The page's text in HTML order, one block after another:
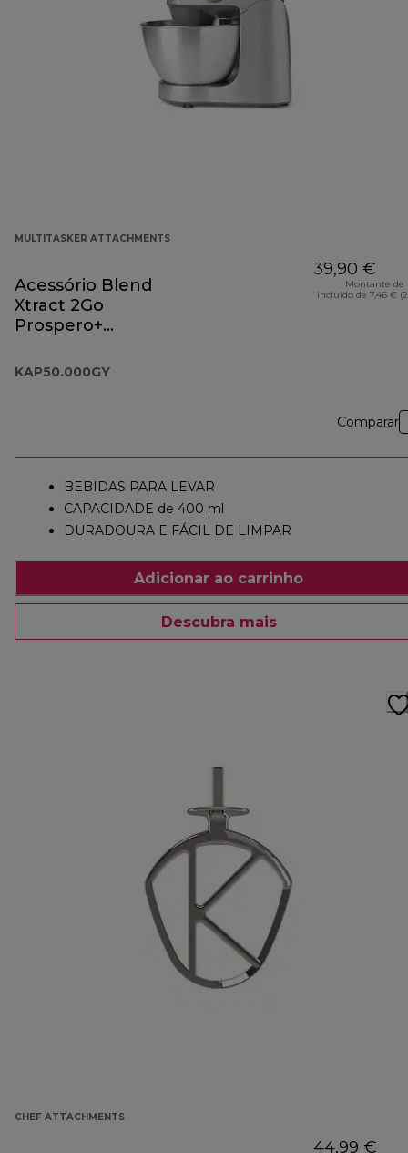
MULTITASKER ATTACHMENTS
Acessório Blend
Xtract 2Go
Prospero+
KAP50.000GY
39,90 €
Montante de
incluído de 7,46 €
Comparar
BEBIDAS PARA LEVAR
CAPACIDADE de 400 ml
DURADOURA E FÁCIL DE LIMPAR
Adicionar ao carrinho
Descubra mais
CHEF ATTACHMENTS
44,99 €